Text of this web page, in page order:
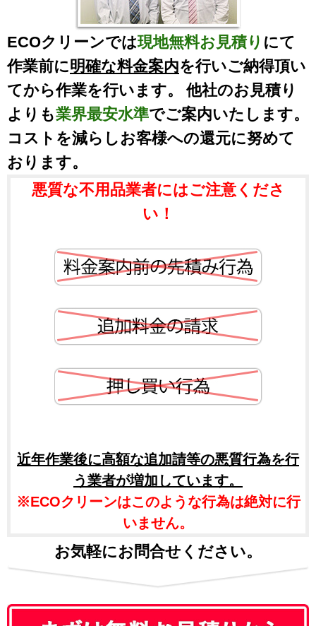
ECOクリーンでは現地無料お見積り にて
作業前に明確な料金案内を行いご納得頂い
てから作業を行います。 他社のお見積り
よりも業界最安水準でご案内いたします。
コストを減らしお客様への還元に努めて
おります。
悪質な不用品業者にはご注意くださ
い！
近年作業後に高額な追加請等の悪質行為を行
う業者が増加しています。
※ECOクリーンはこのような行為は絶対に行
いません。
お気軽にお問合せください。